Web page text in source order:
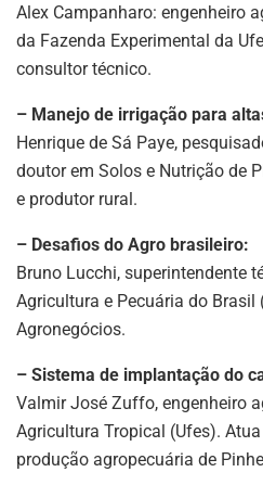
Alex Campanharo: engenheiro
da Fazenda Experimental da
consultor técnico.
– Manejo de irrigação para
Henrique de Sá Paye,
doutor em Solos e Nutrição de
e produtor rural.
– Desafios do Agro brasileiro:
Bruno Lucchi, superintendente
Agricultura e Pecuária do Brasil
Agronegócios.
– Sistema de implantação do
Valmir José Zuffo, engenheiro
Agricultura Tropical (Ufes).
produção agropecuária de